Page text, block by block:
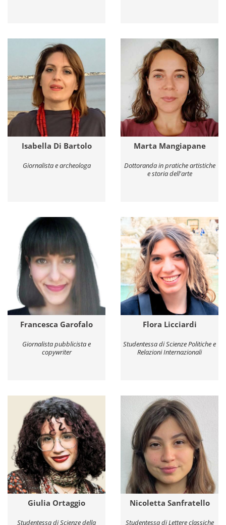
Isabella Di Bartolo
Giornalista e archeologa
Marta Mangiapane
Dottoranda in pratiche artistiche
e storia dell'arte
Francesca Garofalo
Giornalista pubblicista e
copywriter
Flora Licciardi
Studentessa di Scienze Politiche e
Relazioni Internazionali
Giulia Ortaggio
Studentessa di Scienze della
Nicoletta Sanfratello
Studentessa di Lettere classiche